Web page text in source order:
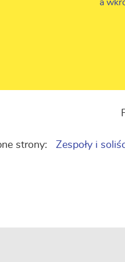
a
strony: Zespoły i